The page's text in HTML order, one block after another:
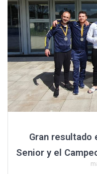
Gran resultado
Senior y el